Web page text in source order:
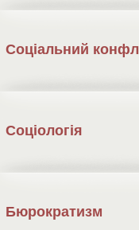
Соціальний
Соціологія
Бюрократизм